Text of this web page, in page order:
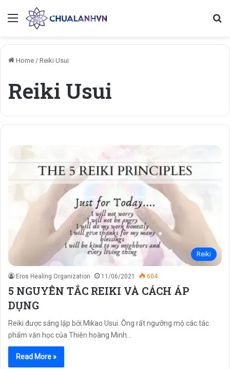
Menu
Home / Reiki Usui
Reiki Usui
Reiki
Eros Healing Organization 11/06/2021 604
5 NGUYÊN TẮC REIKI VÀ CÁCH ÁP
DỤNG
Reiki được sáng lập bởi Mikao Usui. Ông rất ngưỡng mộ các tác
phẩm văn học của Thiên hoàng Minh…
Read More »